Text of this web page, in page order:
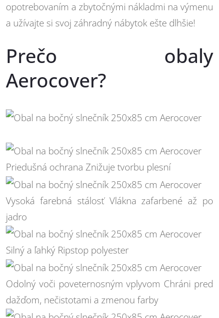
opotrebovaním a zbytočnými nákladmi na výmenu
a užívajte si svoj záhradný nábytok ešte dlhšie!
Prečo obaly
Aerocover?
Priedušná ochrana Znižuje tvorbu plesní
Vysoká farebná stálosť Vlákna zafarbené až po
jadro
Silný a ľahký Ripstop polyester
Odolný voči poveternosným vplyvom Chráni pred
dažďom, nečistotami a zmenou farby